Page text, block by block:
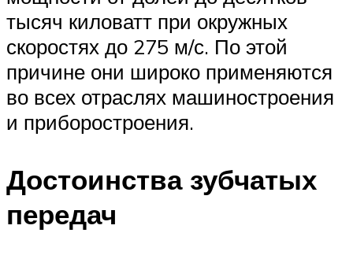
тысяч киловатт при окружных
скоростях до 275 м/с. По этой
причине они широко применяются
во всех отраслях машиностроения
и приборостроения.
Достоинства зубчатых
передач